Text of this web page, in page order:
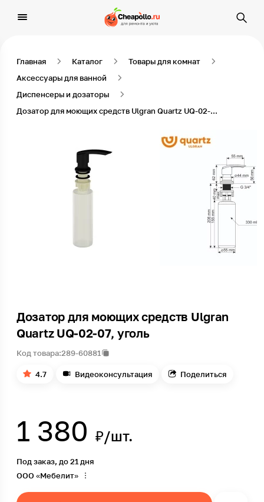
Главная Каталог
Товары для комнат
Аксессуары для ванной
Диспенсеры и дозаторы
Дозатор для моющих средств Ulgran Quartz UQ-02-07, уголь
Дозатор для моющих средств Ulgran
Quartz UQ-02-07, уголь
Код товара:289-60881
4.7 Видеоконсультация Поделиться
1 380 ₽/шт.
Под заказ, до 21 дня
ООО «Мебелит»